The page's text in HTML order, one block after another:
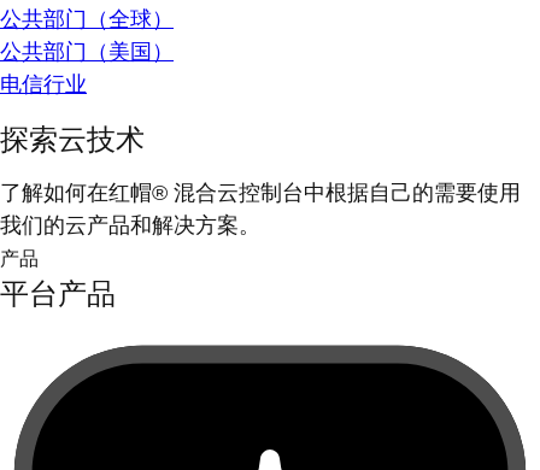
公共部门（全球）
公共部门（美国）
电信行业
探索云技术
了解如何在红帽® 混合云控制台中根据自己的需要使用
我们的云产品和解决方案。
产品
平台产品